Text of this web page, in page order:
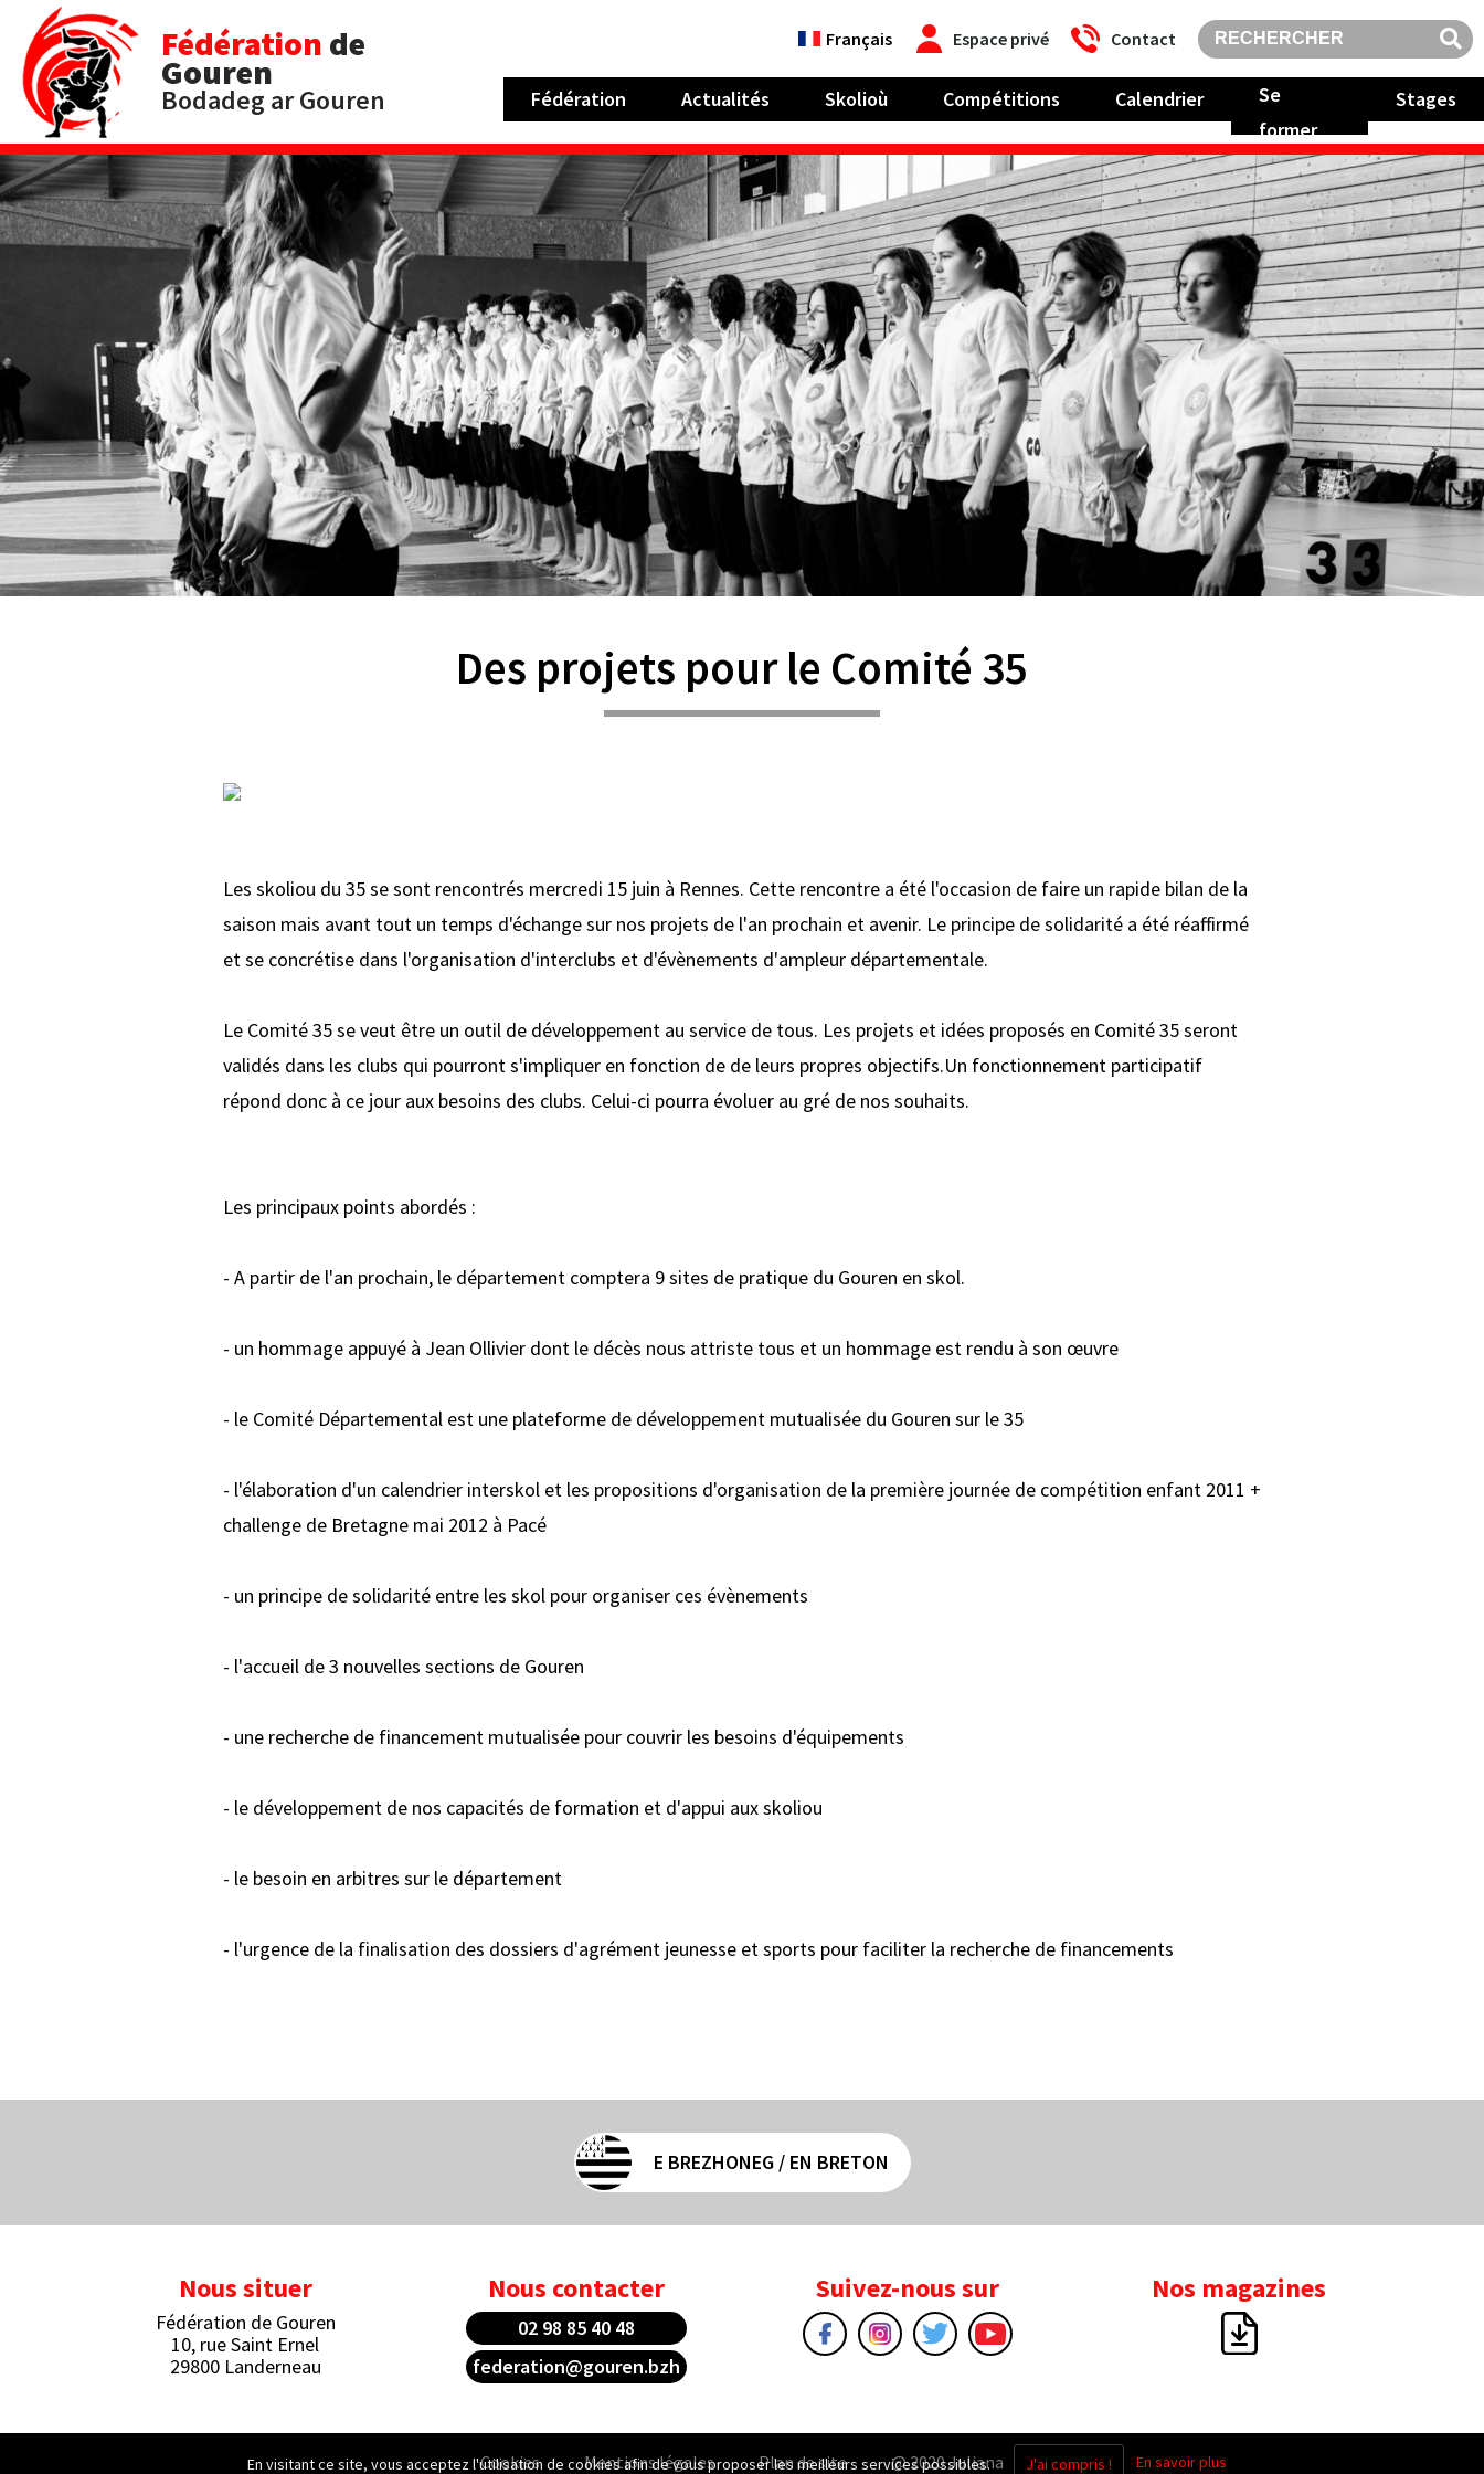
Fédération de
Gouren
Bodadeg ar Gouren
Français Espace privé Contact
Fédération Actualités Skolioù Compétitions Calendrier
Se
former
Stages
Des projets pour le Comité 35
Les skoliou du 35 se sont rencontrés mercredi 15 juin à Rennes. Cette rencontre a été l'occasion de faire un rapide bilan de la
saison mais avant tout un temps d'échange sur nos projets de l'an prochain et avenir. Le principe de solidarité a été réaffirmé
et se concrétise dans l'organisation d'interclubs et d'évènements d'ampleur départementale.
Le Comité 35 se veut être un outil de développement au service de tous. Les projets et idées proposés en Comité 35 seront
validés dans les clubs qui pourront s'impliquer en fonction de de leurs propres objectifs.Un fonctionnement participatif
répond donc à ce jour aux besoins des clubs. Celui-ci pourra évoluer au gré de nos souhaits.
Les principaux points abordés :
- A partir de l'an prochain, le département comptera 9 sites de pratique du Gouren en skol.
- un hommage appuyé à Jean Ollivier dont le décès nous attriste tous et un hommage est rendu à son œuvre
- le Comité Départemental est une plateforme de développement mutualisée du Gouren sur le 35
- l'élaboration d'un calendrier interskol et les propositions d'organisation de la première journée de compétition enfant 2011 +
challenge de Bretagne mai 2012 à Pacé
- un principe de solidarité entre les skol pour organiser ces évènements
- l'accueil de 3 nouvelles sections de Gouren
- une recherche de financement mutualisée pour couvrir les besoins d'équipements
- le développement de nos capacités de formation et d'appui aux skoliou
- le besoin en arbitres sur le département
- l'urgence de la finalisation des dossiers d'agrément jeunesse et sports pour faciliter la recherche de financements
E BREZHONEG / EN BRETON
Nous situer
Fédération de Gouren
10, rue Saint Ernel
29800 Landerneau
Nous contacter
02 98 85 40 48
federation@gouren.bzh
Suivez-nous sur Nos magazines
Cookies Mentions légales Plan de site @ 2020 Juliana
En visitant ce site, vous acceptez l'utilisation de cookies afin de vous proposer les meilleurs services possibles. J'ai compris ! En savoir plus